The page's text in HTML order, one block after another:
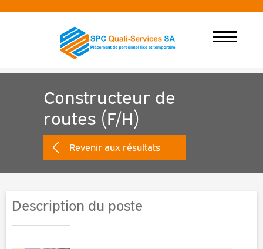
Constructeur de
routes (F/H)
Revenir aux résultats
Description du poste